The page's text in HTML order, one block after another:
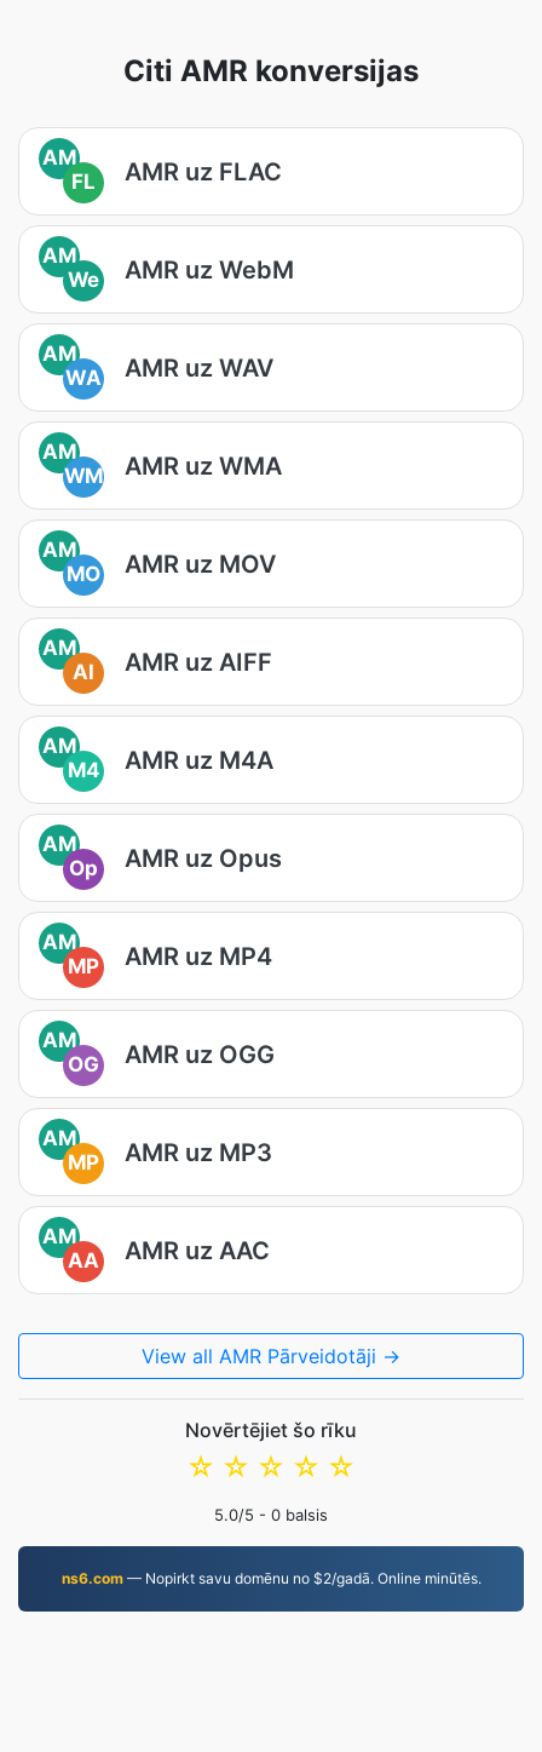
Citi AMR konversijas
AM
FL
AMR uz FLAC
AM
We
AMR uz WebM
AM
WA
AMR uz WAV
AM
WM
AMR uz WMA
AM
MO
AMR uz MOV
AM
AI
AMR uz AIFF
AM
M4
AMR uz M4A
AM
Op
AMR uz Opus
AM
MP
AMR uz MP4
AM
OG
AMR uz OGG
AM
MP
AMR uz MP3
AM
AA
AMR uz AAC
View all AMR Pārveidotāji →
Novērtējiet šo rīku
☆
☆
☆
☆
☆
5.0/5 - 0 balsis
ns6.com— Nopirkt savu domēnu no $2/gadā. Online minūtēs.